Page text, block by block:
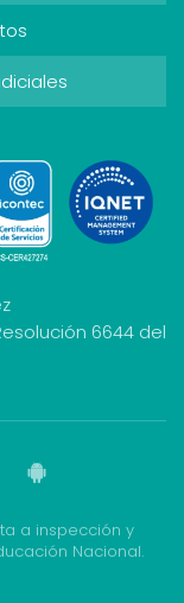
6644 del
a inspección y
Nacional.